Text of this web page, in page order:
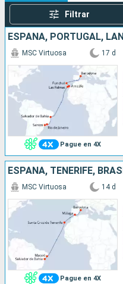
Filtrar
Pague en 4X
MSC Virtuosa 17 d
ESPAÑA, TENERIFE,
Pague en 4X
MSC Virtuosa 14 d